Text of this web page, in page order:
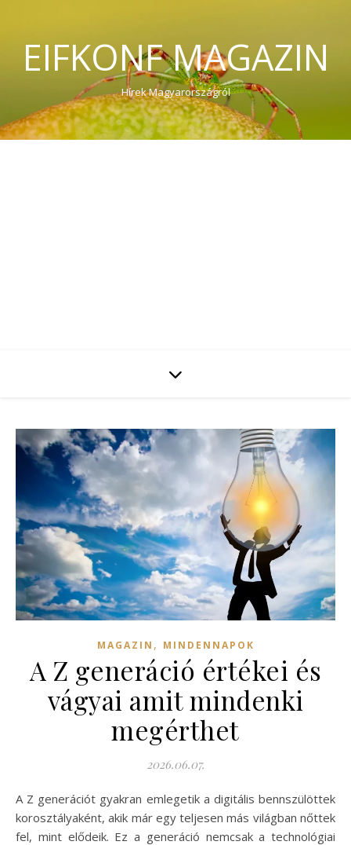
EIFKONF MAGAZIN
Hírek Magyarországról
MAGAZIN , MINDENNAPOK
A Z generáció értékei és
vágyai amit mindenki
megérthet
2026.06.07.
A Z generációt gyakran emlegetik a digitális bennszülöttek
korosztályaként, akik már egy teljesen más világban nőttek
fel, mint elődeik. Ez a generáció nemcsak a technológiai